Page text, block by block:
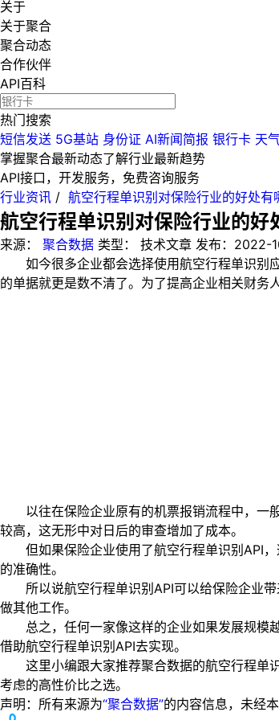
关于
关于聚合
聚合动态
合作伙伴
API百科
热门搜索
短信发送 5G基站 身份证 AI新闻简报 银行卡 天
掌握聚合最新动态了解行业最新趋势
API接口，开发服务，免费咨询服务
行业资讯 / 航空行程单识别对保险行业的好处有
航空行程单识别对保险行业的
来源： 聚合数据 类型： 技术文章 发布： 2022-
如今很多企业都会选择使用航空行程单识别应
的单据就更是数不清了。为了提高企业相关财务
以往在保险企业原有的机票报销流程中，一般
较高，这无形中对日后的审查增加了成本。
但如果保险企业使用了航空行程单识别API，
的准确性。
所以说航空行程单识别API可以给保险企业带
做其他工作。
总之，任何一家像这样的企业如果发展规模越
借助航空行程单识别API去实现。
这里小编跟大家推荐聚合数据的航空行程单识
考虑的高性价比之选。
声明：所有来源为“聚合数据”的内容信息，未经